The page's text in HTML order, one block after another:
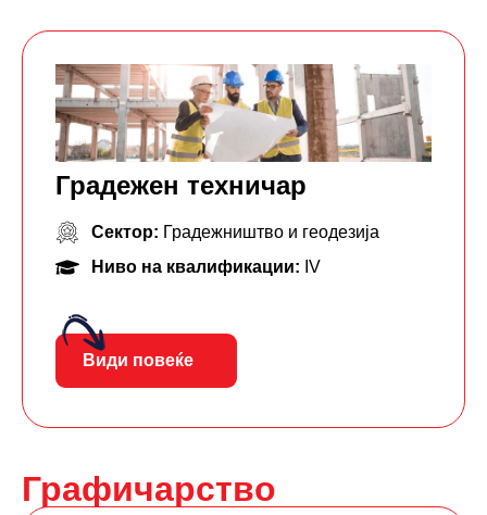
Градежен техничар
Сектор: Градежништво и геодезија
Ниво на квалификации: IV
Види повеќе
Графичарство